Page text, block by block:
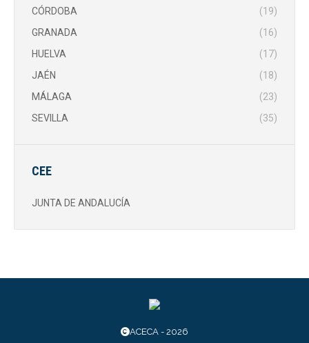
CÓRDOBA
(19)
GRANADA
(16)
HUELVA
(17)
JAÉN
(18)
MÁLAGA
(23)
SEVILLA
(35)
CEE
JUNTA DE ANDALUCÍA
ACECA - 2026